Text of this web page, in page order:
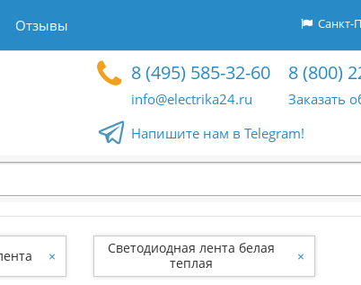
Отзывы Санкт-
8 (495) 585-32-60
info@electrika24.ru
8 (800)
Заказать
Напишите нам в Telegram!
×
Светодиодная лента белая
теплая
×